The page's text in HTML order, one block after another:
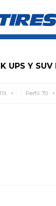
UPS Y SUV
Perfil: 70